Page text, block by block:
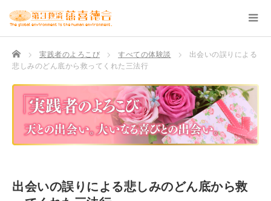
TOP 実践者のよろこび すべての体験談
出会いの誤りによる
悲しみのどん底から救ってくれた三法行
出会いの誤りによる悲しみのどん底から救